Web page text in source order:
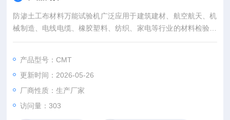
防渗土工布材料万能试验机广泛应用于建筑建材、航空航天、机
械制造、电线电缆、橡胶塑料、纺织、家电等行业的材料检验分
析，是科研院校、大专院校、工矿企业、技术监督、商检仲裁等
产品型号：CMT
更新时间：2026-05-26
厂商性质：生产厂家
访问量：303